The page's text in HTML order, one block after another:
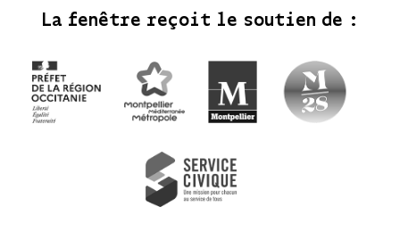
La fenêtre reçoit le soutien de :